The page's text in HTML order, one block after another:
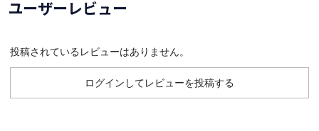
ユーザーレビュー
投稿されているレビューはありません。
ログインしてレビューを投稿する